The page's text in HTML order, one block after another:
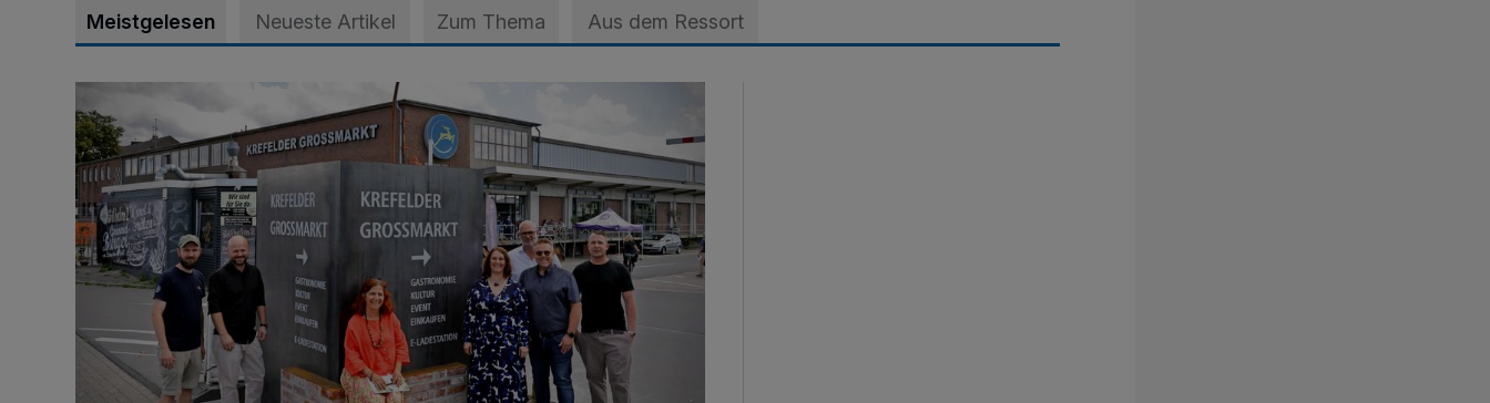
Meistgelesen Neueste Artikel Zum Thema Aus dem Ressort